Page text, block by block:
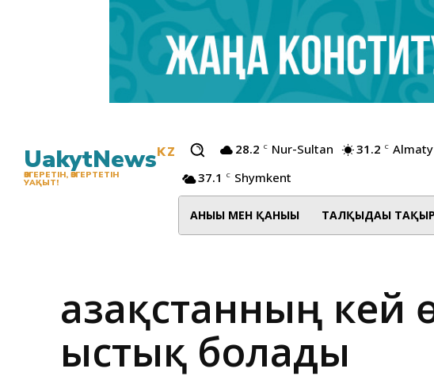
UakytNewsKZ
ӨЗГЕРЕТІН, ӨЗГЕРТЕТІН
УАҚЫТ!
28.2 C Nur-Sultan 31.2 C Almaty
37.1
C Shymkent
АНЫҒЫ МЕН ҚАНЫҒЫ ТАЛҚЫДАҒЫ
Қазақстанның кей
ыстық болады